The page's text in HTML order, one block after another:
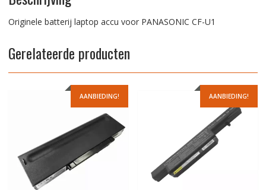
Originele batterij laptop accu voor PANASONIC CF-U1
Gerelateerde producten
AANBIEDING! AANBIEDING!